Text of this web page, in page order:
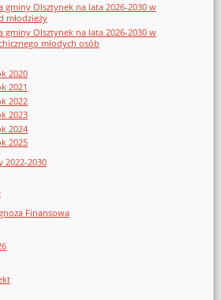
gminy Olsztynek na lata 2026-2030 w
młodzieży
gminy Olsztynek na lata 2026-2030 w
młodych osób
2020
2021
2022
2023
2024
2025
2022-2030
Finansowa